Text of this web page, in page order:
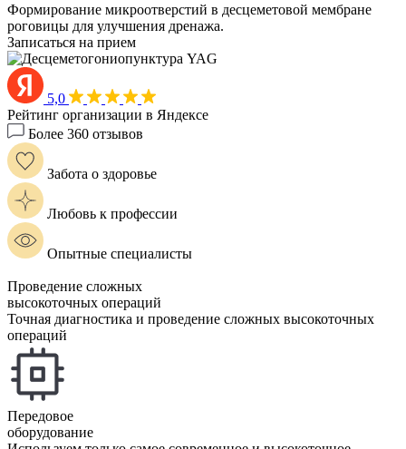
Формирование микроотверстий в десцеметовой мембране
роговицы для улучшения дренажа.
Записаться на прием
5,0
Рейтинг организации в Яндексе
Более 360 отзывов
Забота о здоровье
Любовь к профессии
Опытные специалисты
Проведение сложных
высокоточных операций
Точная диагностика и проведение сложных высокоточных
операций
Передовое
оборудование